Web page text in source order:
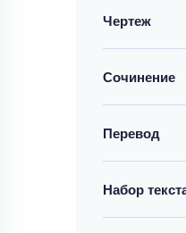
Чертеж
Сочинение
Перевод
Набор